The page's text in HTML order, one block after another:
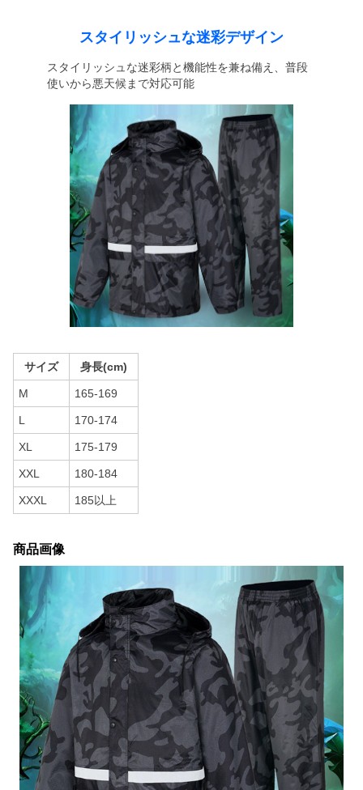
スタイリッシュな迷彩デザイン
スタイリッシュな迷彩柄と機能性を兼ね備え、普段
使いから悪天候まで対応可能
サイズ 身長(cm)
M 165-169
L 170-174
XL 175-179
XXL 180-184
XXXL 185以上
商品画像